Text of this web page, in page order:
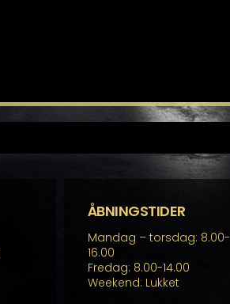
ÅBNINGSTIDER
Mandag – torsdag: 8.00-
16.00
Fredag: 8.00-14.00
Weekend: Lukket